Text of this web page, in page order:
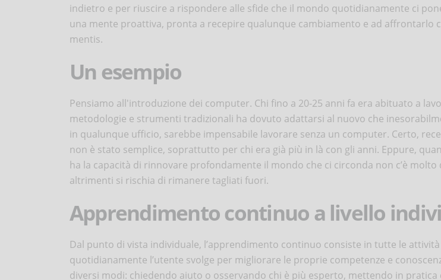
indietro e per riuscire a rispondere alle sfide che il mondo quotidianamente ci
una mente proattiva, pronta a recepire qualunque cambiamento e ad affrontarlo
mentis.
Un esempio
Pensiamo all'introduzione dei computer. Chi fino a 20-25 anni fa era abituato a
metodologie e strumenti tradizionali ha dovuto adattarsi al nuovo che
in qualunque ufficio, sarebbe impensabile lavorare senza un computer. Certo,
non è stato semplice, soprattutto per chi era già più in là con gli anni. Eppure,
ha la capacità di rinnovare profondamente il mondo che ci circonda non c’è molto
altrimenti si rischia di rimanere tagliati fuori.
Apprendimento continuo a livello
Dal punto di vista individuale, l’apprendimento continuo consiste in tutte le attività
quotidianamente l’utente svolge per migliorare le proprie competenze e
diversi modi: chiedendo aiuto o osservando chi è più esperto, mettendo in pratica